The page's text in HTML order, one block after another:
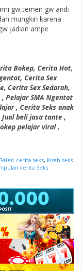
gw,temen gw andi
mungkin karena
jadian ampe
Bokep, Cerita Hot,
Cerita Sex
Cerita Sex Sedarah,
Pelajar SMA Ngentot
, Cerita Seks anak
Jual beli jasa tante ,
pelajar viral ,
cerita seks, Kisah seks
cerita Seks